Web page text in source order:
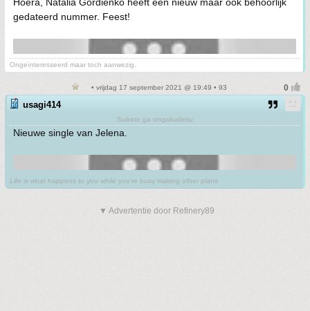
gedateerd nummer. Feest!
Ongeïnteresseerd maar toch aanwezig.
• vrijdag 17 september 2021 @ 19:49 • 93
usagi414
Subete ga ongakudesu
Nieuwe single van Jelena.
Life is what happens to you while you're busy making other plans
▼ Advertentie door Refinery89